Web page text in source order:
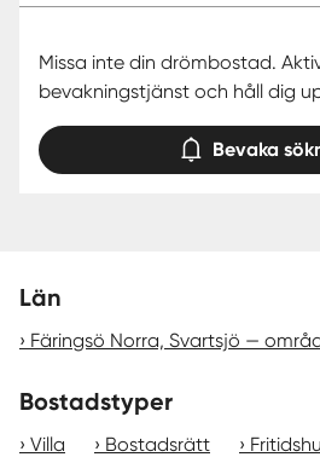
Missa inte din drömbostad.
bevakningstjänst och håll dig
Bevaka
Län
Färingsö Norra, Svartsjö —
Bostadstyper
Villa Bostadsrätt